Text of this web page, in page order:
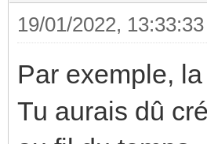
19/01/2022, 13:33:33
Par exemple,
Tu aurais dû